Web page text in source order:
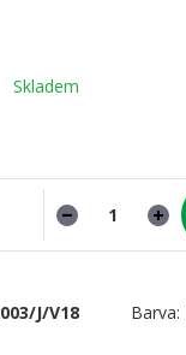
Skladem
J/V18 Barva: